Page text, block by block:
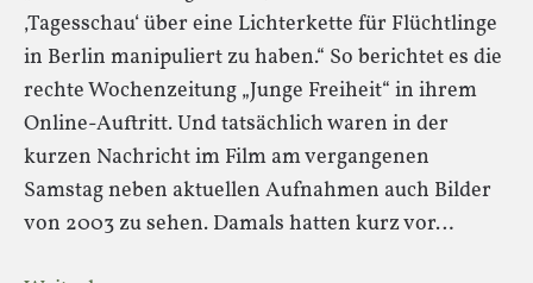
‚Tagesschau‘ über eine Lichterkette für Flüchtlinge
in Berlin manipuliert zu haben.“ So berichtet es die
rechte Wochenzeitung „Junge Freiheit“ in ihrem
Online-Auftritt. Und tatsächlich waren in der
kurzen Nachricht im Film am vergangenen
Samstag neben aktuellen Aufnahmen auch Bilder
von 2003 zu sehen. Damals hatten kurz vor…